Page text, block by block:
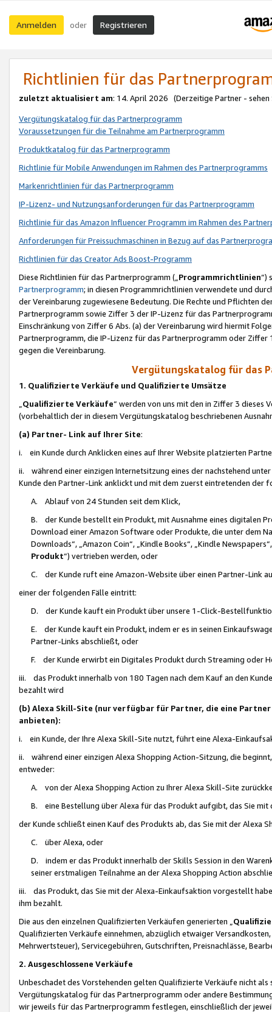
Anmelden oder Registrieren
Richtlinien für das
zuletzt aktualisiert am: 14. April 2026 (Derzeitige Partner - sehen
Vergütungskatalog für das Partnerprogramm
Voraussetzungen für die Teilnahme am Partnerprogramm
Produktkatalog für das Partnerprogramm
Richtlinie für Mobile Anwendungen im Rahmen des Partnerprogramms
Markenrichtlinien für das Partnerprogramm
IP-Lizenz- und Nutzungsanforderungen für das Partnerprogramm
Richtlinie für das Amazon Influencer Programm im Rahmen des
Anforderungen für Preissuchmaschinen in Bezug auf das
Richtlinien für das Creator Ads Boost-Programm
Diese Richtlinien für das Partnerprogramm („Programmrichtlinien“)
Partnerprogramm; in diesen Programmrichtlinien verwendete und
der Vereinbarung zugewiesene Bedeutung. Die Rechte und Pflichten
Partnerprogramm sowie Ziffer 3 der IP-Lizenz für das
Einschränkung von Ziffer 6 Abs. (a) der Vereinbarung wird hiermit
Partnerprogramm, die IP-Lizenz für das Partnerprogramm oder
gegen die Vereinbarung.
Vergütungskatalog für das
1. Qualifizierte Verkäufe und Qualifizierte Umsätze
Qualifizierte Verkäufe“ werden von uns mit den in Ziffer 3
(vorbehaltlich der in diesem Vergütungskatalog beschriebenen
(a) Partner- Link auf Ihrer Site:
i. ein Kunde durch Anklicken eines auf Ihrer Website platzierten
ii. während einer einzigen Internetsitzung eines der nachstehend
Kunde den Partner-Link anklickt und mit dem zuerst eintretenden der
A. Ablauf von 24 Stunden seit dem Klick,
B. der Kunde bestellt ein Produkt, mit Ausnahme eines digitalen
Download einer Amazon Software oder Produkte, die unter dem
Downloads“, „Amazon Coin“, „Kindle Books“, „Kindle
Produkt“) vertrieben werden, oder
C. der Kunde ruft eine Amazon-Website über einen Partner-Link
einer der folgenden Fälle eintritt:
D. der Kunde kauft ein Produkt über unsere 1-Click-
E. der Kunde kauft ein Produkt, indem er es in seinen
Partner-Links abschließt, oder
F. der Kunde erwirbt ein Digitales Produkt durch Streaming oder
iii. das Produkt innerhalb von 180 Tagen nach dem Kauf an den
bezahlt wird
(b) Alexa Skill-Site (nur verfügbar für Partner, die eine
anbieten):
i. ein Kunde, der Ihre Alexa Skill-Site nutzt, führt eine Alexa-
ii. während einer einzigen Alexa Shopping Action-Sitzung, die
entweder:
A. von der Alexa Shopping Action zu Ihrer Alexa Skill-Site
B. eine Bestellung über Alexa für das Produkt aufgibt, das Sie mit
der Kunde schließt einen Kauf des Produkts ab, das Sie mit der Alexa
C. über Alexa, oder
D. indem er das Produkt innerhalb der Skills Session in den
seiner erstmaligen Teilnahme an der Alexa Shopping Action
iii. das Produkt, das Sie mit der Alexa-Einkaufsaktion vorgestellt
ihm bezahlt.
Die aus den einzelnen Qualifizierten Verkäufen generierten „
Qualifizierten Verkäufe einnehmen, abzüglich etwaiger
Mehrwertsteuer), Servicegebühren, Gutschriften, Preisnachlässe,
2. Ausgeschlossene Verkäufe
Unbeschadet des Vorstehenden gelten Qualifizierte Verkäufe nicht
Vergütungskatalog für das Partnerprogramm oder andere
wir jeweils für das Partnerprogramm festlegen, einschließlich der